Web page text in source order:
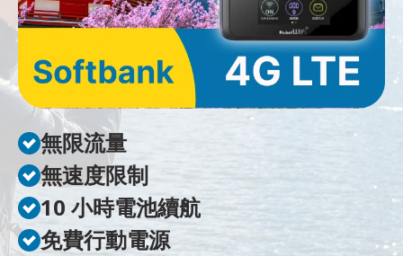
無限流量
無速度限制
10 小時電池續航
免費行動電源